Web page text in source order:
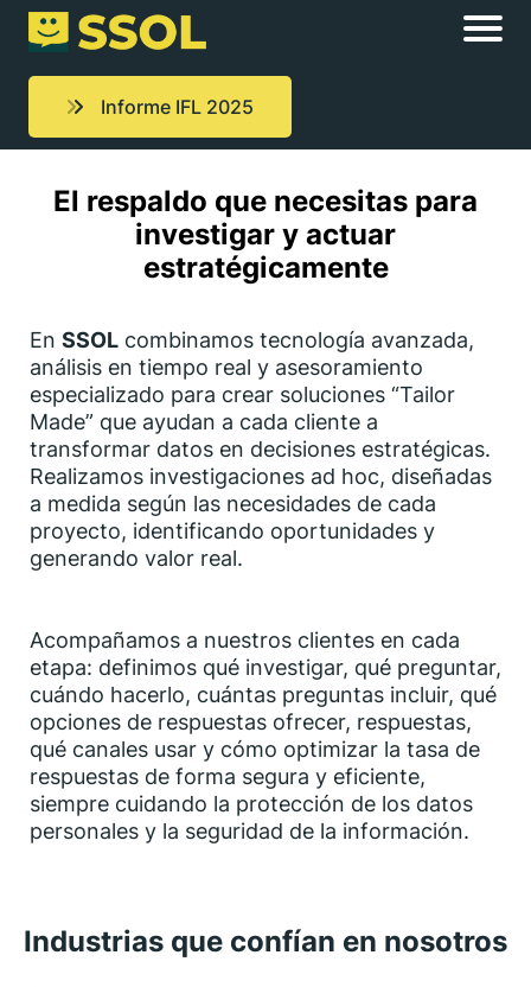
Informe IFL 2025
El respaldo que necesitas para
investigar y actuar
estratégicamente
En SSOL combinamos tecnología avanzada,
análisis en tiempo real y asesoramiento
especializado para crear soluciones “Tailor
Made” que ayudan a cada cliente a
transformar datos en decisiones estratégicas.
Realizamos investigaciones ad hoc, diseñadas
a medida según las necesidades de cada
proyecto, identificando oportunidades y
generando valor real.
Acompañamos a nuestros clientes en cada
etapa: definimos qué investigar, qué preguntar,
cuándo hacerlo, cuántas preguntas incluir, qué
opciones de respuestas ofrecer, respuestas,
qué canales usar y cómo optimizar la tasa de
respuestas de forma segura y eficiente,
siempre cuidando la protección de los datos
personales y la seguridad de la información.
Industrias que confían en nosotros